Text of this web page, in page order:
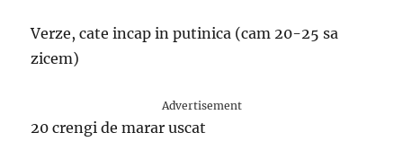
Verze, cate incap in putinica (cam 20-25 sa
zicem)
Advertisement
20 crengi de marar uscat